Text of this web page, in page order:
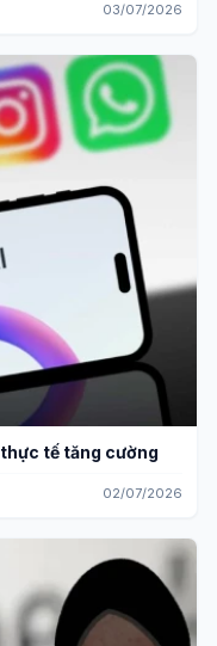
03/07/2026
tế tăng cường
02/07/2026